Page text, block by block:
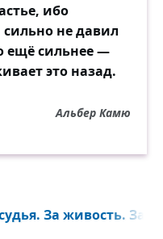
ибо
не давил
ещё сильнее —
это назад.
Альбер Камю
За живость. За